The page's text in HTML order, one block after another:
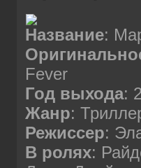
Название:
Fever
Год выхода:
Жанр:
Режиссер:
В ролях: